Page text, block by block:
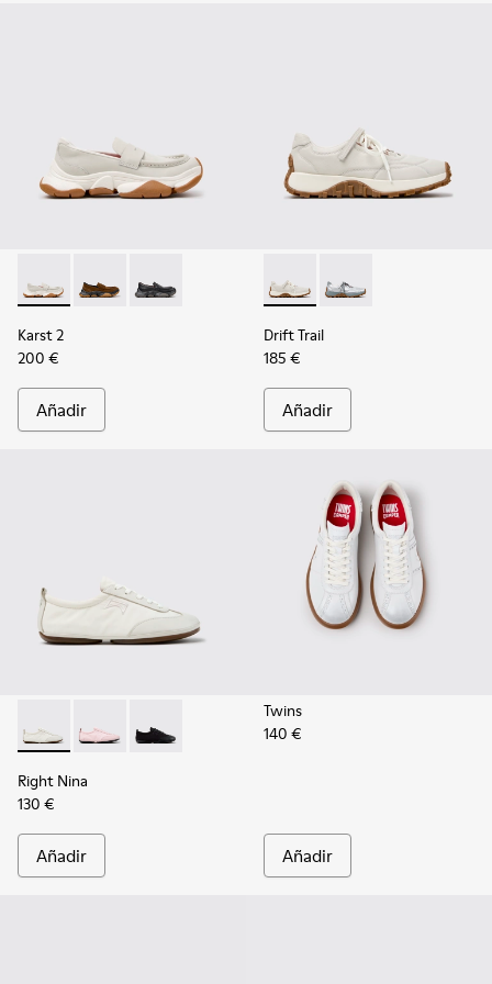
Karst 2 - K201992-003 - Mocasines de piel blancos para
Karst 2 - K201992-004 - Mocasines de ante
Karst 2 - K201992-001 - Mocasines de piel
Karst 2
200 €
Añadir
Drift Trail - K201988-002 -
Drift Trail - K201988-
Drift Trail
185 €
Añadir
Right Nina - K201967-002 - Zapatillas blancas de textil y piel
Right Nina - K201967-004
Right Nina - K201967-001
Right Nina
130 €
Añadir
Twins
140 €
Añadir